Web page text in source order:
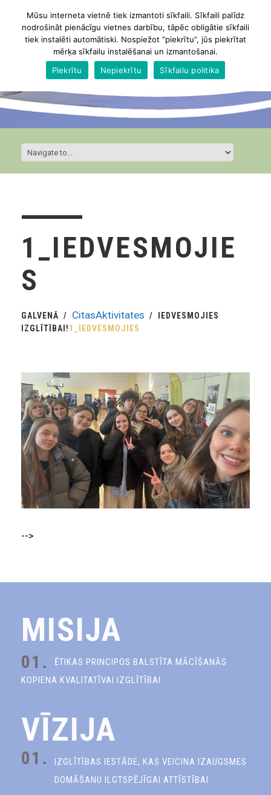
1_IEDVESMOJIE
S
GALVENĀ CitasAktivitates
IEDVESMOJIES
IZGLĪTĪBAI!1_IEDVESMOJIES
-->
MISIJA
01.
ĒTIKAS PRINCIPOS BALSTĪTA MĀCĪŠANĀS
KOPIENA KVALITATĪVAI IZGLĪTĪBAI
VĪZIJA
01.
IZGLĪTĪBAS IESTĀDE, KAS VEICINA IZAUGSMES
DOMĀŠANU ILGTSPĒJĪGAI ATTĪSTĪBAI
Mūsu interneta vietnē tiek izmantoti sīkfaili. Sīkfaili palīdz
nodrošināt pienācīgu vietnes darbību, tāpēc obligātie sīkfaili
tiek instalēti automātiski. Nospiežot “piekrītu”, jūs piekrītat
mērķa sīkfailu instalēšanai un izmantošanai.
Piekrītu
Nepiekrītu Sīkfailu politika